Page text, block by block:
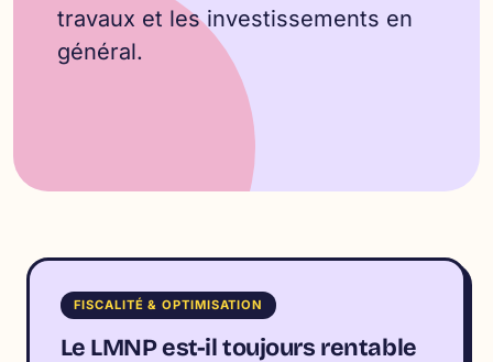
travaux et les investissements en
général.
FISCALITÉ & OPTIMISATION
Le LMNP est-il toujours rentable